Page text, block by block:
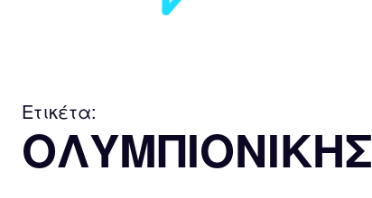
Ετικέτα:
ΟΛΥΜΠΙΟΝΙΚΗΣ